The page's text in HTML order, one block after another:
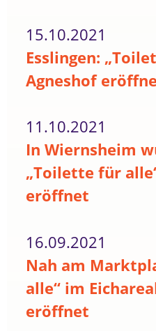
15.10.2021
Esslingen:
Agneshof
11.10.2021
In Wiernsheim
„Toilette für
eröffnet
16.09.2021
Nah am
alle“ im
eröffnet